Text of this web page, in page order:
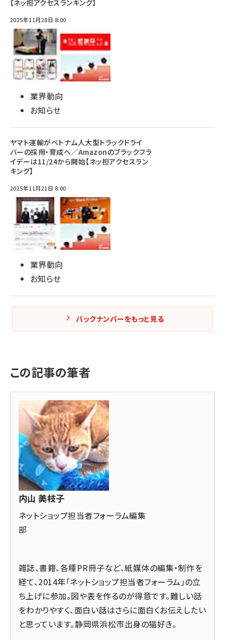
【ネッ担アクセスランキング】
2025年11月28日 8:00
業界動向
お知らせ
ヤマト運輸がベトナム人大型トラックドライ
バーの採用・育成へ／Amazonのブラックフラ
イデーは11/24から開始【ネッ担アクセスラン
キング】
2025年11月21日 8:00
業界動向
お知らせ
バックナンバーをもっと見る
この記事の筆者
内山 美枝子
ネットショップ担当者フォーラム編集
部
雑誌、書籍、各種PR冊子など、紙媒体の編集・制作を
経て、2014年「ネットショップ担当者フォーラム」の立
ち上げに参加。図や表を作るのが得意です。難しい話
をわかりやすく、面白い話はさらに面白くお伝えしたい
と思っています。静岡県浜松市出身の猫好き。